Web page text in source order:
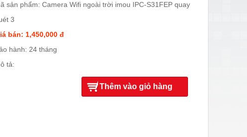
sản phẩm: Camera Wifi ngoài trời imou IPC-S31FEP quay
3
bán: 1,450,000 đ
hành: 24 tháng
tả:
Thêm vào giỏ hàng